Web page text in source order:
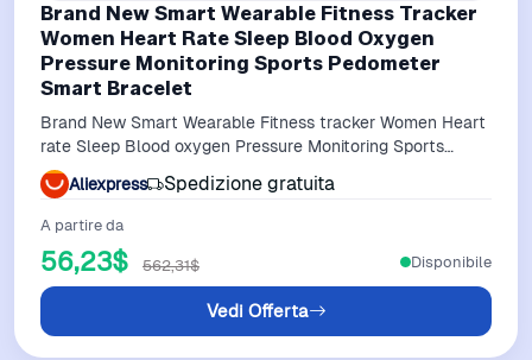
Brand New Smart Wearable Fitness Tracker
Women Heart Rate Sleep Blood Oxygen
Pressure Monitoring Sports Pedometer
Smart Bracelet
Brand New Smart Wearable Fitness tracker Women Heart
rate Sleep Blood oxygen Pressure Monitoring Sports
Pedometer Smart Bracelet
Aliexpress Spedizione gratuita
A partire da
56,23$ 562,31$
Vedi Offerta
Disponibile